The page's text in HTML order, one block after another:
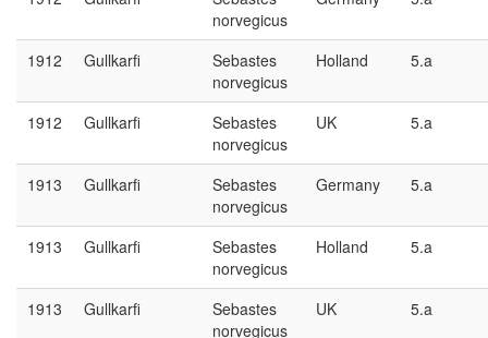
norvegicus
1912 Gullkarfi
Sebastes
norvegicus
Holland 5.a
1912 Gullkarfi
Sebastes
norvegicus
UK 5.a
1913 Gullkarfi
Sebastes
norvegicus
Germany 5.a
1913 Gullkarfi
Sebastes
norvegicus
Holland 5.a
1913 Gullkarfi
Sebastes
norvegicus
UK 5.a